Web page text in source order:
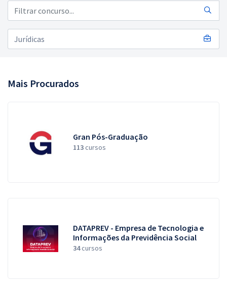
Pós
Graduação
Mais Procurados
Gran Pós-Graduação
113cursos
DATAPREV - Empresa de Tecnologia e
Informações da Previdência Social
34cursos